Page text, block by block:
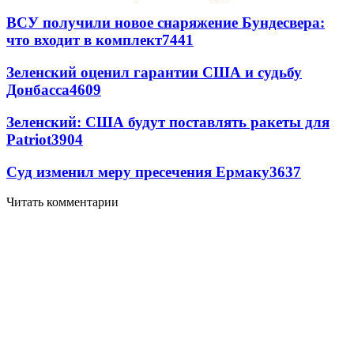
ВСУ получили новое снаряжение Бундесвера:
что входит в комплект7441
Зеленский оценил гарантии США и судьбу
Донбасса4609
Зеленский: США будут поставлять ракеты для
Patriot3904
Суд изменил меру пресечения Ермаку3637
Читать комментарии